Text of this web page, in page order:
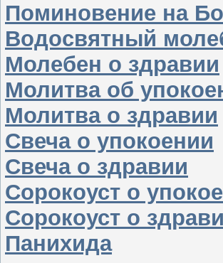
Поминовение на
Водосвятный
Молебен о здравии
Молитва об
Молитва о здравии
Свеча о упокоении
Свеча о здравии
Сорокоуст о
Сорокоуст о
Панихида